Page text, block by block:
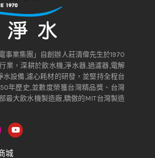
事業集團」自創辦人莊清偉先生於1970
業，深耕於飲水機,淨水器,過濾器,電解
水設備,濾心耗材的研發，並堅持全程台
年歷史,並數度榮獲台灣精品獎、台灣
最大飲水機製造廠,驕傲的MIT台灣製造
城